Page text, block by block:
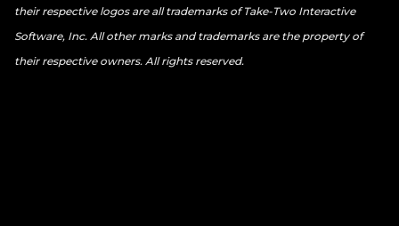
their respective logos are all trademarks of Take-Two Interactive
Software, Inc. All other marks and trademarks are the property of
their respective owners. All rights reserved.